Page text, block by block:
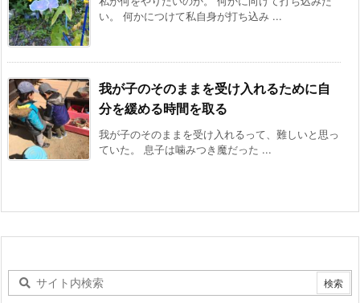
い。 何かにつけて私自身が打ち込み ...
我が子のそのままを受け入れるために自
分を緩める時間を取る
我が子のそのままを受け入れるって、難しいと思っ
ていた。 息子は噛みつき魔だった ...